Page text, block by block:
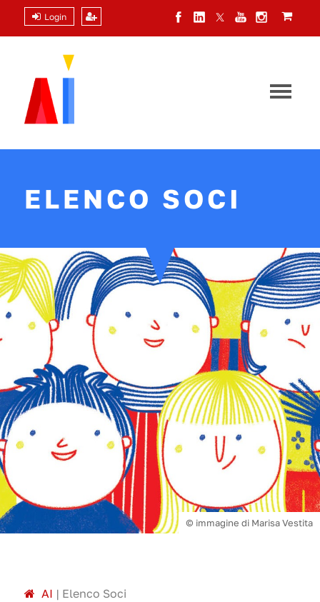
Login
ELENCO SOCI
© immagine di Marisa Vestita
AI | Elenco Soci